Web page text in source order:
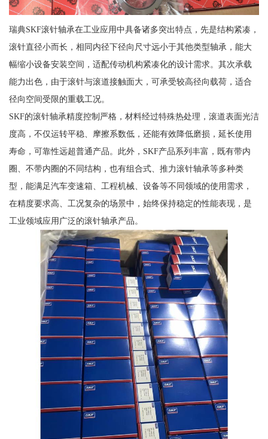
瑞典SKF滚针轴承在工业应用中具备诸多突出特点，先是结构紧凑，
滚针直径小而长，相同内径下径向尺寸远小于其他类型轴承，能大
幅缩小设备安装空间，适配传动机构紧凑化的设计需求。其次承载
能力出色，由于滚针与滚道接触面大，可承受较高径向载荷，适合
径向空间受限的重载工况。
SKF的滚针轴承精度控制严格，材料经过特殊热处理，滚道表面光洁
度高，不仅运转平稳、摩擦系数低，还能有效降低磨损，延长使用
寿命，可靠性远超普通产品。此外，SKF产品系列丰富，既有带内
圈、不带内圈的不同结构，也有组合式、推力滚针轴承等多种类
型，能满足汽车变速箱、工程机械、设备等不同领域的使用需求，
在精度要求高、工况复杂的场景中，始终保持稳定的性能表现，是
工业领域应用广泛的滚针轴承产品。